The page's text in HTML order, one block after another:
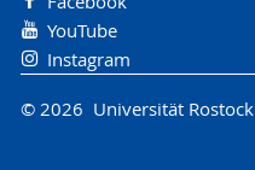
YouTube
Instagram
© 2026 Universität Rostock